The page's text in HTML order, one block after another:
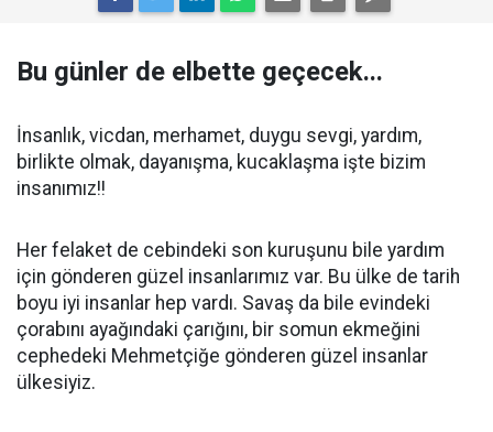
Bu günler de elbette geçecek...
İnsanlık, vicdan, merhamet, duygu sevgi, yardım,
birlikte olmak, dayanışma, kucaklaşma işte bizim
insanımız!!
Her felaket de cebindeki son kuruşunu bile yardım
için gönderen güzel insanlarımız var. Bu ülke de tarih
boyu iyi insanlar hep vardı. Savaş da bile evindeki
çorabını ayağındaki çarığını, bir somun ekmeğini
cephedeki Mehmetçiğe gönderen güzel insanlar
ülkesiyiz.